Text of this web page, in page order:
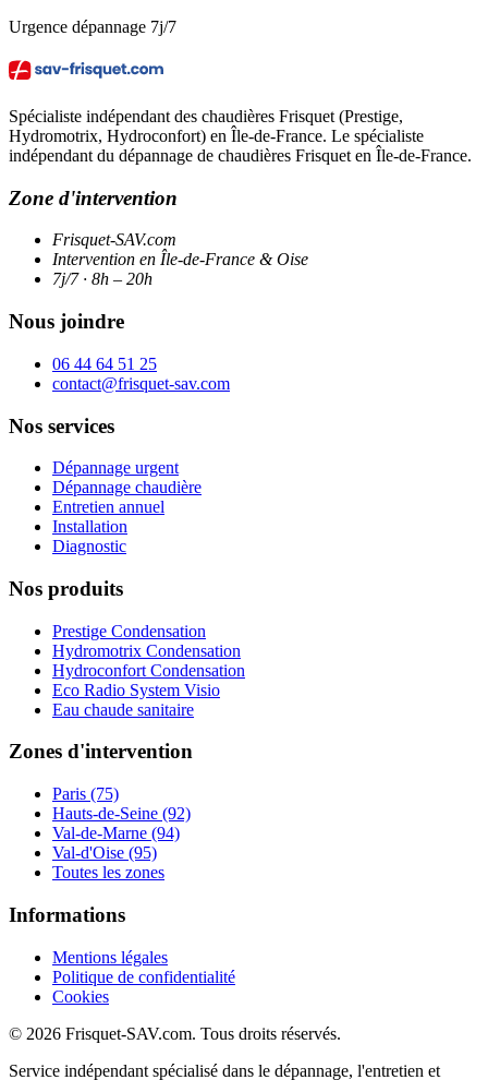
Urgence dépannage 7j/7
Spécialiste indépendant des chaudières Frisquet (Prestige,
Hydromotrix, Hydroconfort) en Île-de-France. Le spécialiste
indépendant du dépannage de chaudières Frisquet en Île-de-France.
Zone d'intervention
Frisquet-SAV.com
Intervention en Île-de-France & Oise
7j/7 · 8h – 20h
Nous joindre
06 44 64 51 25
contact@frisquet-sav.com
Nos services
Dépannage urgent
Dépannage chaudière
Entretien annuel
Installation
Diagnostic
Nos produits
Prestige Condensation
Hydromotrix Condensation
Hydroconfort Condensation
Eco Radio System Visio
Eau chaude sanitaire
Zones d'intervention
Paris (75)
Hauts-de-Seine (92)
Val-de-Marne (94)
Val-d'Oise (95)
Toutes les zones
Informations
Mentions légales
Politique de confidentialité
Cookies
© 2026 Frisquet-SAV.com. Tous droits réservés.
Service indépendant spécialisé dans le dépannage, l'entretien et